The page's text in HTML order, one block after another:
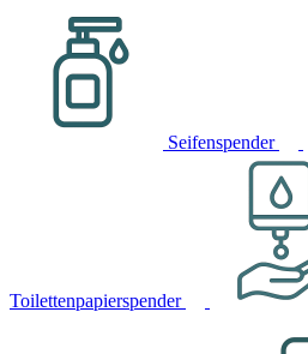
Seifenspender
Toilettenpapierspender